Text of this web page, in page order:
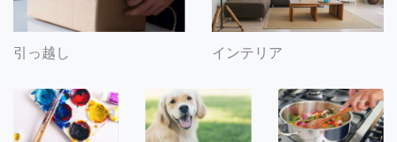
引っ越し インテリア